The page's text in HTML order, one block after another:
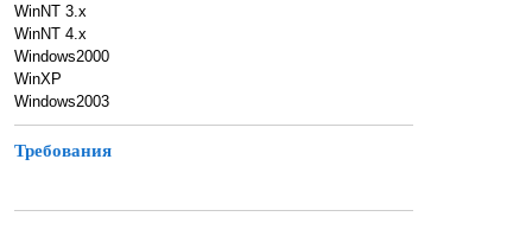
WinNT 3.x
WinNT 4.x
Windows2000
WinXP
Windows2003
Требования